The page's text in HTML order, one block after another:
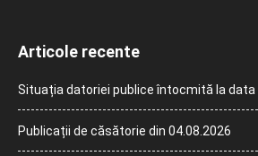
Articole recente
Situația datoriei publice întocmită la data
Publicații de căsătorie din 04.08.2026